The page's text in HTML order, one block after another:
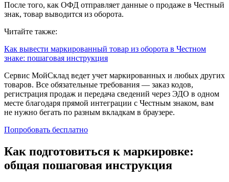
После того, как ОФД отправляет данные о продаже в Честный
знак, товар выводится из оборота.
Читайте также:
Как вывести маркированный товар из оборота в Честном
знаке: пошаговая инструкция
Сервис МойСклад ведет учет маркированных и любых других
товаров. Все обязательные требования — заказ кодов,
регистрация продаж и передача сведений через ЭДО в одном
месте благодаря прямой интеграции с Честным знаком, вам
не нужно бегать по разным вкладкам в браузере.
Попробовать бесплатно
Как подготовиться к маркировке:
общая пошаговая инструкция